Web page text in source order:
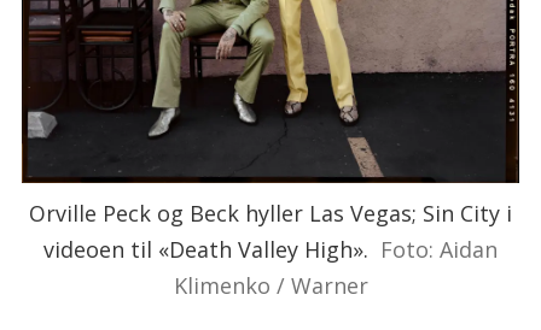
Orville Peck og Beck hyller Las Vegas; Sin City i
videoen til «Death Valley High». Foto: Aidan
Klimenko / Warner